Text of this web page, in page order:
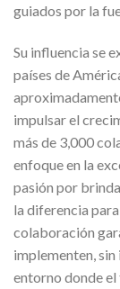
guiados por la
Su influencia se
países de
impulsar el
más de 3,000
enfoque en la
pasión por
la diferencia
colaboración
implementen,
entorno donde